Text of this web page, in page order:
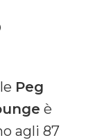
Peg
è
agli 87